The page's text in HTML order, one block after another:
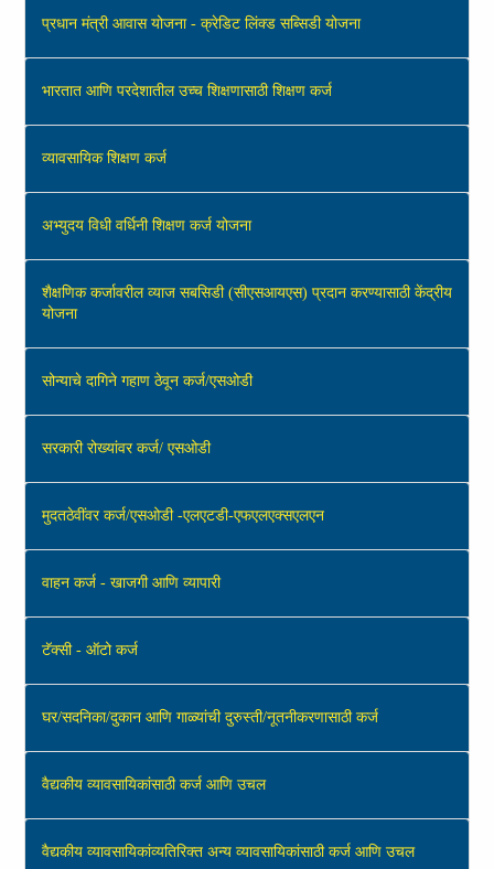
प्रधान मंत्री आवास योजना - क्रेडिट लिंक्ड सब्सिडी योजना
भारतात आणि परदेशातील उच्‍च शिक्षणासाठी शिक्षण कर्ज
व्‍यावसायिक शिक्षण कर्ज
अभ्युदय विधी वर्धिनी शिक्षण कर्ज योजना
शैक्षणिक कर्जावरील व्याज सबसिडी (सीएसआयएस) प्रदान करण्यासाठी केंद्रीय
योजना
सोन्याचे दागिने गहाण ठेवून कर्ज/एसओडी
सरकारी रोख्यांवर कर्ज/ एसओडी
मुदतठेवींवर कर्ज/एसओडी -एलएटडी-एफएलएक्‍सएलएन
वाहन कर्ज - खाजगी आणि व्यापारी
टॅक्‍सी - ऑटो कर्ज
घर/सदनिका/दुकान आणि गाळ्यांची दुरुस्ती/नूतनीकरणासाठी कर्ज
वैद्यकीय व्‍यावसायिकांसाठी कर्ज आणि उचल
वैद्यकीय व्‍यावसायिकांव्यतिरिक्त अन्य व्यावसायिकांसाठी कर्ज आणि उचल